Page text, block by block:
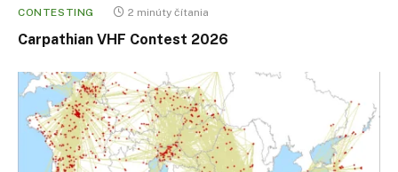
CONTESTING 2 minúty čítania
Carpathian VHF Contest 2026